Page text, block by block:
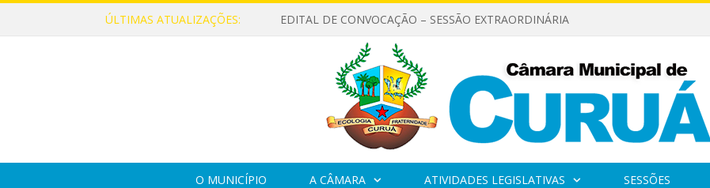
ÚLTIMAS ATUALIZAÇÕES: EDITAL DE CONVOCAÇÃO – SESSÃO EXTRAORDINÁRIA
O MUNICÍPIO A CÂMARA ATIVIDADES LEGISLATIVAS SESSÕES